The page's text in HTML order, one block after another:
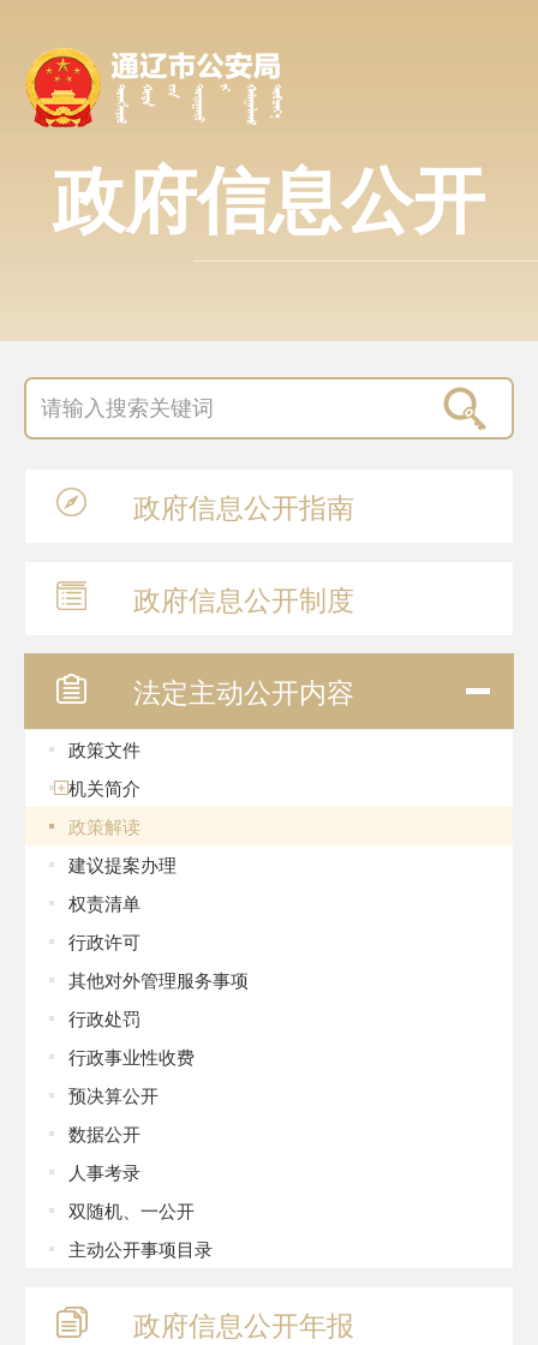
政府信息公开
政府信息公开指南
政府信息公开制度
法定主动公开内容
政策文件
机关简介
政策解读
建议提案办理
权责清单
行政许可
其他对外管理服务事项
行政处罚
行政事业性收费
预决算公开
数据公开
人事考录
双随机、一公开
主动公开事项目录
政府信息公开年报